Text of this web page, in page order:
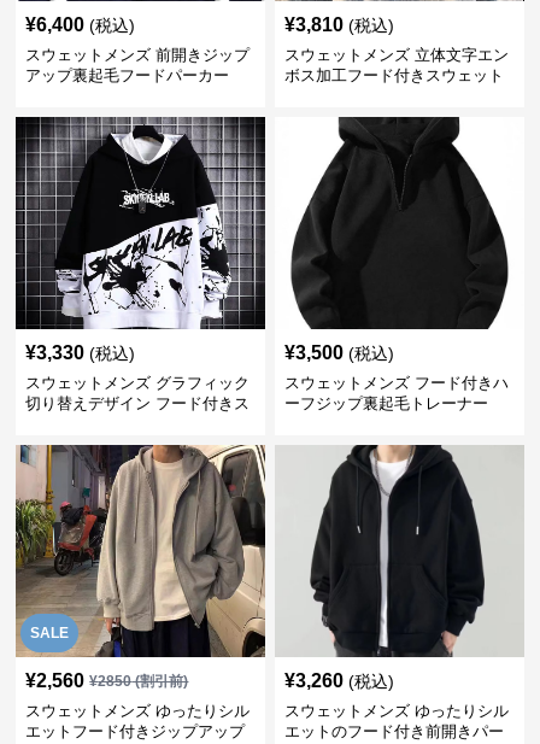
¥6,400 (税込)
スウェットメンズ 前開きジップ
アップ裏起毛フードパーカー
¥3,810 (税込)
スウェットメンズ 立体文字エン
ボス加工フード付きスウェット
¥3,330 (税込)
スウェットメンズ グラフィック
切り替えデザイン フード付きス
¥3,500 (税込)
スウェットメンズ フード付きハ
ーフジップ裏起毛トレーナー
SALE
¥2,560 ¥2850(割引前)
スウェットメンズ ゆったりシル
エットフード付きジップアップ
¥3,260 (税込)
スウェットメンズ ゆったりシル
エットのフード付き前開きパー